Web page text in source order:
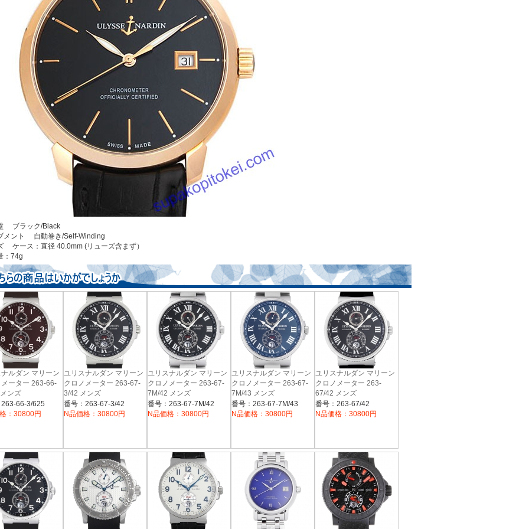
ブラック/Black
メント 自動巻き/Self-Winding
ケース：直径 40.0mm (リューズ含まず）
：74g
ルダン マリーン
メーター 263-66-
ンズ
66-3/625
：30800円
ユリスナルダン マリーン
クロノメーター 263-67-
3/42 メンズ
番号：263-67-3/42
N品価格：30800円
ユリスナルダン マリーン
クロノメーター 263-67-
7M/42 メンズ
番号：263-67-7M/42
N品価格：30800円
ユリスナルダン マリーン
クロノメーター 263-67-
7M/43 メンズ
番号：263-67-7M/43
N品価格：30800円
ユリスナルダン マリーン
クロノメーター 263-
67/42 メンズ
番号：263-67/42
N品価格：30800円